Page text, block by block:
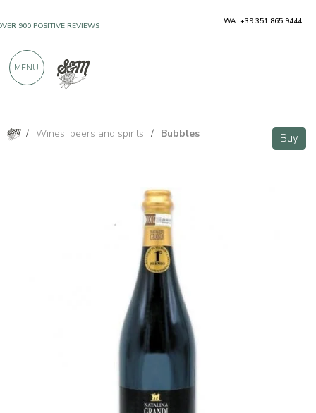
/ Wines, beers and spirits / Bubbles Buy
900 POSITIVE REVIEWS WA: +39 351 865 9444
MENU